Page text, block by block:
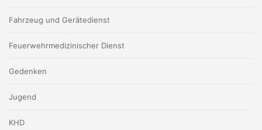
Fahrzeug und Gerätedienst
Feuerwehrmedizinischer Dienst
Gedenken
Jugend
KHD